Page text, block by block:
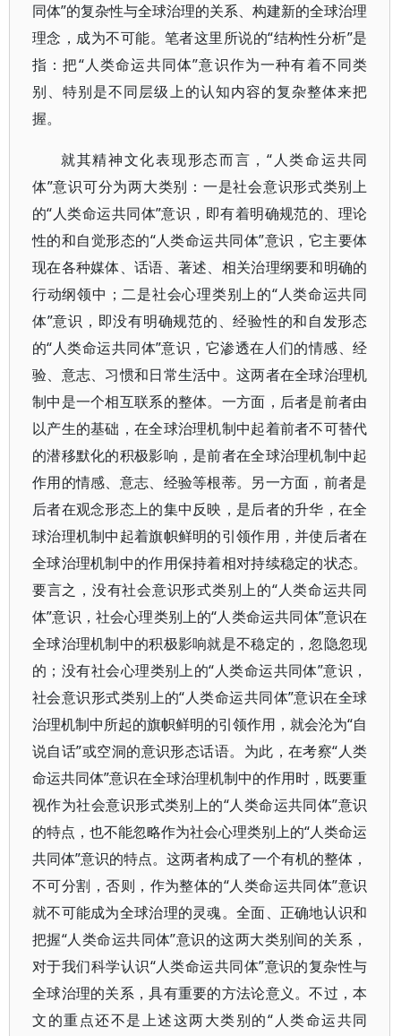
同体”的复杂性与全球治理的关系、构建新的全球治理
理念，成为不可能。笔者这里所说的“结构性分析”是
指：把“人类命运共同体”意识作为一种有着不同类
别、特别是不同层级上的认知内容的复杂整体来把
握。
就其精神文化表现形态而言，“人类命运共同
体”意识可分为两大类别：一是社会意识形式类别上
的“人类命运共同体”意识，即有着明确规范的、理论
性的和自觉形态的“人类命运共同体”意识，它主要体
现在各种媒体、话语、著述、相关治理纲要和明确的
行动纲领中；二是社会心理类别上的“人类命运共同
体”意识，即没有明确规范的、经验性的和自发形态
的“人类命运共同体”意识，它渗透在人们的情感、经
验、意志、习惯和日常生活中。这两者在全球治理机
制中是一个相互联系的整体。一方面，后者是前者由
以产生的基础，在全球治理机制中起着前者不可替代
的潜移默化的积极影响，是前者在全球治理机制中起
作用的情感、意志、经验等根蒂。另一方面，前者是
后者在观念形态上的集中反映，是后者的升华，在全
球治理机制中起着旗帜鲜明的引领作用，并使后者在
全球治理机制中的作用保持着相对持续稳定的状态。
要言之，没有社会意识形式类别上的“人类命运共同
体”意识，社会心理类别上的“人类命运共同体”意识在
全球治理机制中的积极影响就是不稳定的，忽隐忽现
的；没有社会心理类别上的“人类命运共同体”意识，
社会意识形式类别上的“人类命运共同体”意识在全球
治理机制中所起的旗帜鲜明的引领作用，就会沦为“自
说自话”或空洞的意识形态话语。为此，在考察“人类
命运共同体”意识在全球治理机制中的作用时，既要重
视作为社会意识形式类别上的“人类命运共同体”意识
的特点，也不能忽略作为社会心理类别上的“人类命运
共同体”意识的特点。这两者构成了一个有机的整体，
不可分割，否则，作为整体的“人类命运共同体”意识
就不可能成为全球治理的灵魂。全面、正确地认识和
把握“人类命运共同体”意识的这两大类别间的关系，
对于我们科学认识“人类命运共同体”意识的复杂性与
全球治理的关系，具有重要的方法论意义。不过，本
文的重点还不是上述这两大类别的“人类命运共同